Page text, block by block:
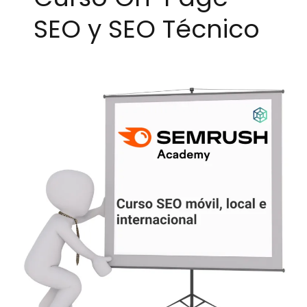
SEO y SEO Técnico